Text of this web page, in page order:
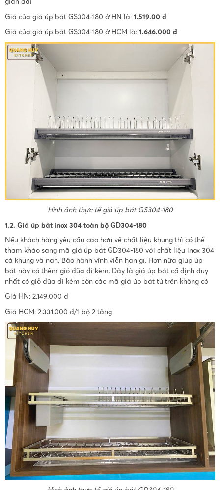
Giá của giá úp bát GS304-180 ở HN là: 1.519.00 đ
Giá của giá úp bát GS304-180 ở HCM là: 1.646.000 đ
Hình ảnh thực tế giá úp bát GS304-180
1.2. Giá úp bát inox 304 toàn bộ GD304-180
Nếu khách hàng yêu cầu cao hơn về chất liệu khung thì có thể
tham khảo sang mã giá úp bát GD304-180 với chất liệu inox 304
cả khung và nan. Bảo hành vĩnh viễn han gỉ. Hơn nữa giúp úp
bát này có thêm giỏ đũa đi kèm. Đây là giá úp bát cố định duy
nhất có giỏ đũa đi kèm còn các mã giá úp bát tủ trên không có
Giá HN: 2.149.000 đ
Giá HCM: 2.331.000 đ/1 bộ 2 tầng